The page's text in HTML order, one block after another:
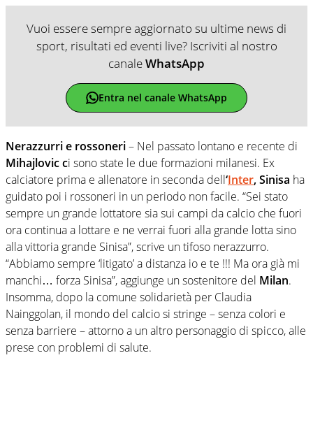
Vuoi essere sempre aggiornato su ultime news di
sport, risultati ed eventi live? Iscriviti al nostro
canaleWhatsApp
Entra nel canale WhatsApp
Nerazzurri e rossoneri– Nel passato lontano e recente di
Mihajlovic ci sono state le due formazioni milanesi. Ex
calciatore prima e allenatore in seconda dell‘Inter, Sinisa ha
guidato poi i rossoneri in un periodo non facile. “Sei stato
sempre un grande lottatore sia sui campi da calcio che fuori
ora continua a lottare e ne verrai fuori alla grande lotta sino
alla vittoria grande Sinisa”, scrive un tifoso nerazzurro.
“Abbiamo sempre ‘litigato’ a distanza io e te !!! Ma ora già mi
manchi… forza Sinisa”, aggiunge un sostenitore del Milan.
Insomma, dopo la comune solidarietà per Claudia
Nainggolan, il mondo del calcio si stringe – senza colori e
senza barriere – attorno a un altro personaggio di spicco, alle
prese con problemi di salute.